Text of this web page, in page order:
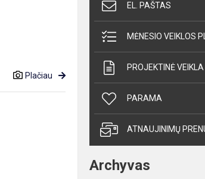
Plačiau
EL. PAŠTAS
MĖNESIO VEIKLOS
PROJEKTINĖ VEIKLA
PARAMA
ATNAUJINIMŲ
Archyvas